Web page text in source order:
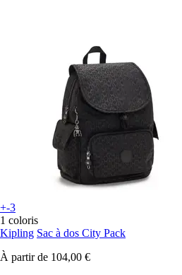
+-3
1 coloris
Kipling Sac à dos City Pack
À partir de 104,00 €